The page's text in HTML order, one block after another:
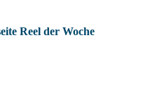
Reel der Woche